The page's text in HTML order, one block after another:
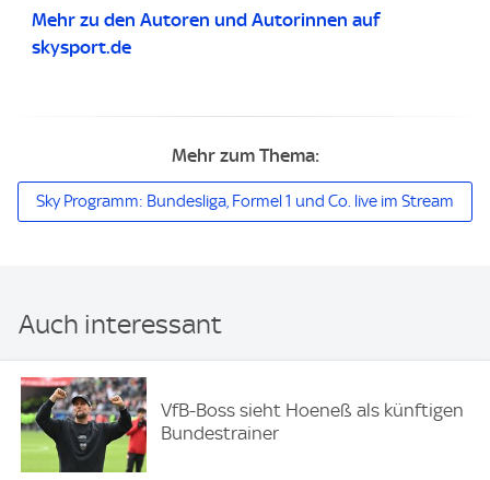
Mehr zu den Autoren und Autorinnen auf
skysport.de
Mehr zum Thema:
Sky Programm: Bundesliga, Formel 1 und Co. live im Stream
Auch interessant
VfB-Boss sieht Hoeneß als künftigen
Bundestrainer